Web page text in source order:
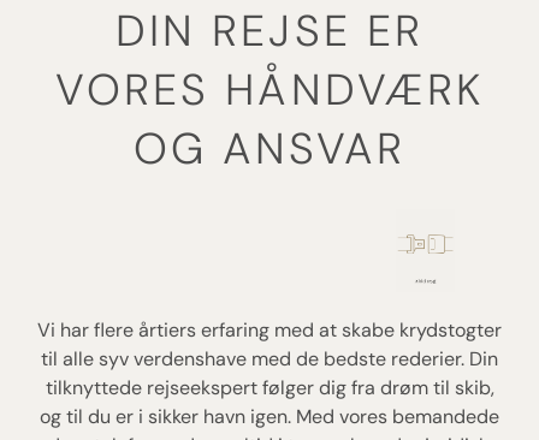
DIN REJSE ER
VORES HÅNDVÆRK
OG ANSVAR
Vi har flere årtiers erfaring med at skabe krydstogter
til alle syv verdenshave med de bedste rederier. Din
tilknyttede rejseekspert følger dig fra drøm til skib,
og til du er i sikker havn igen. Med vores bemandede